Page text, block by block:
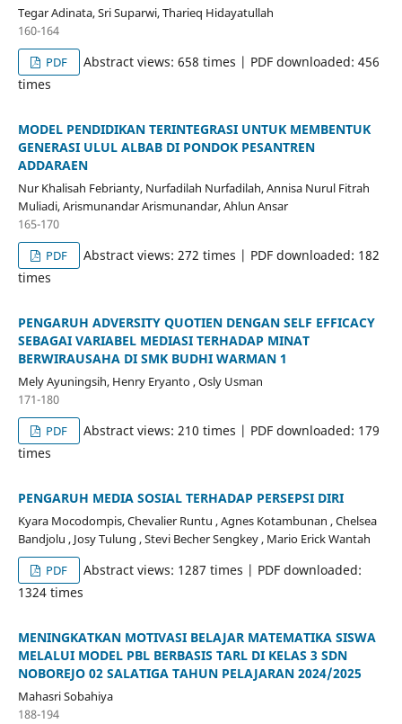
Tegar Adinata, Sri Suparwi, Tharieq Hidayatullah
160-164
PDF
Abstract views: 658 times | PDF downloaded: 456
times
MODEL PENDIDIKAN TERINTEGRASI UNTUK MEMBENTUK
GENERASI ULUL ALBAB DI PONDOK PESANTREN
ADDARAEN
Nur Khalisah Febrianty, Nurfadilah Nurfadilah, Annisa Nurul Fitrah
Muliadi, Arismunandar Arismunandar, Ahlun Ansar
165-170
PDF
Abstract views: 272 times | PDF downloaded: 182
times
PENGARUH ADVERSITY QUOTIEN DENGAN SELF EFFICACY
SEBAGAI VARIABEL MEDIASI TERHADAP MINAT
BERWIRAUSAHA DI SMK BUDHI WARMAN 1
Mely Ayuningsih, Henry Eryanto , Osly Usman
171-180
PDF
Abstract views: 210 times | PDF downloaded: 179
times
PENGARUH MEDIA SOSIAL TERHADAP PERSEPSI DIRI
Kyara Mocodompis, Chevalier Runtu , Agnes Kotambunan , Chelsea
Bandjolu , Josy Tulung , Stevi Becher Sengkey , Mario Erick Wantah
PDF
Abstract views: 1287 times | PDF downloaded:
1324 times
MENINGKATKAN MOTIVASI BELAJAR MATEMATIKA SISWA
MELALUI MODEL PBL BERBASIS TARL DI KELAS 3 SDN
NOBOREJO 02 SALATIGA TAHUN PELAJARAN 2024/2025
Mahasri Sobahiya
188-194